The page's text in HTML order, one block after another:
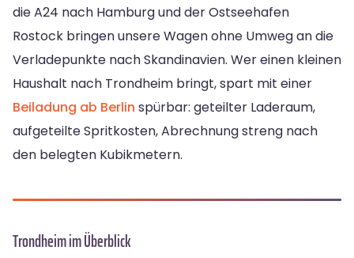
die A24 nach Hamburg und der Ostseehafen
Rostock bringen unsere Wagen ohne Umweg an die
Verladepunkte nach Skandinavien. Wer einen kleinen
Haushalt nach Trondheim bringt, spart mit einer
Beiladung ab Berlin spürbar: geteilter Laderaum,
aufgeteilte Spritkosten, Abrechnung streng nach
den belegten Kubikmetern.
Trondheim im Überblick